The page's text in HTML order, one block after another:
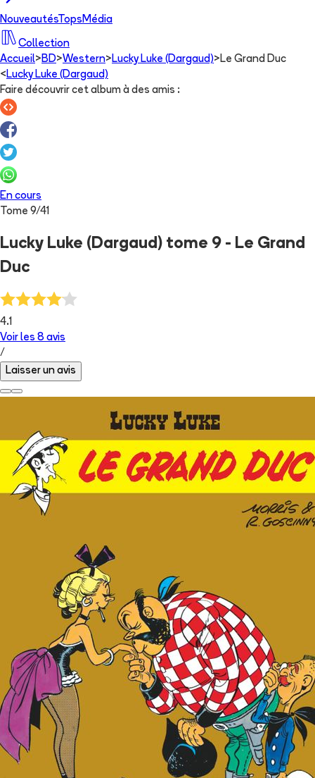
NouveautésTops Média
Collection
Accueil> BD>Western> Lucky Luke (Dargaud)> Le Grand Duc
< Lucky Luke (Dargaud)
Faire découvrir cet album à des amis :
En cours
Tome 9/41
Lucky Luke (Dargaud) tome 9 - Le Grand
Duc
4.1
Voir les 8 avis
/
Laisser un avis